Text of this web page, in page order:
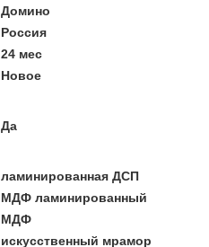
Домино
Россия
24 мес
Новое
Да
ламинированная ДСП
МДФ ламинированный
МДФ
искусственный мрамор